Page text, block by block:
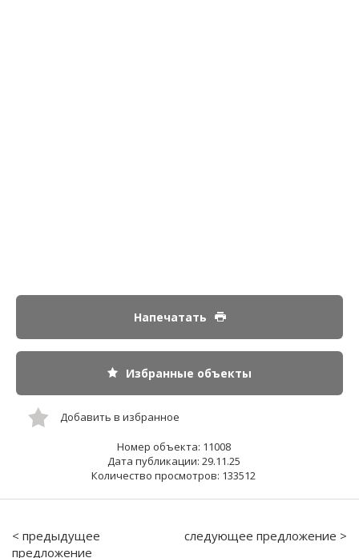
Напечатать
Избранные объекты
Добавить в избранное
Номер объекта: 11008
Дата публикации: 29.11.25
Количество просмотров: 133512
< предыдущее
предложение
следующее предложение >